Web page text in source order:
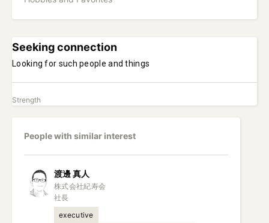
Seeking connection
Looking for such people and things
Strength
People with similar interest
渡邊真人
株式会社紀寿会
社長
executive